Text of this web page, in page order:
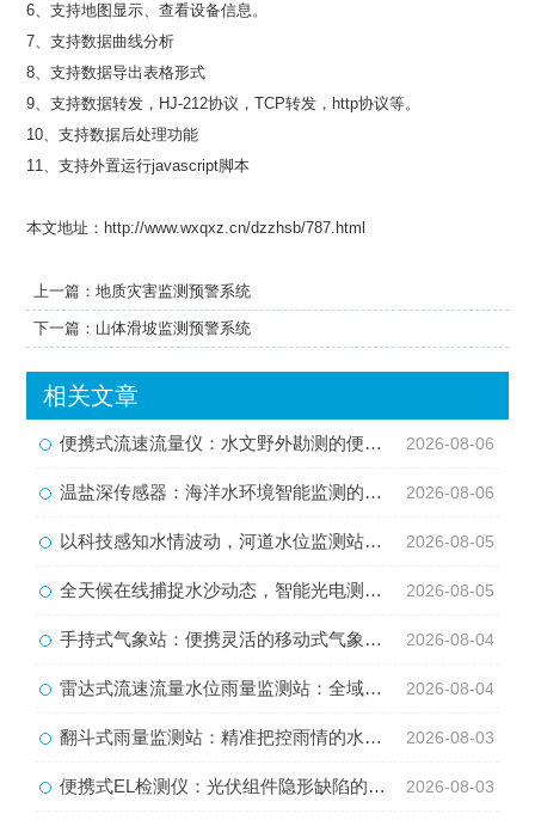
6、支持地图显示、查看设备信息。
7、支持数据曲线分析
8、支持数据导出表格形式
9、支持数据转发，HJ-212协议，TCP转发，http协议等。
10、支持数据后处理功能
11、支持外置运行javascript脚本
本文地址：http://www.wxqxz.cn/dzzhsb/787.html
上一篇： 地质灾害监测预警系统
下一篇： 山体滑坡监测预警系统
相关文章
便携式流速流量仪：水文野外勘测的便携智能检测利器 2026-08-06
温盐深传感器：海洋水环境智能监测的核心感知设备 2026-08-06
以科技感知水情波动，河道水位监测站守护流域河道安全 2026-08-05
全天候在线捕捉水沙动态，智能光电测沙仪守护水域水沙安全 2026-08-05
手持式气象站：便携灵活的移动式气象监测智能设备 2026-08-04
雷达式流速流量水位雨量监测站：全域水文智慧监测一体化设备 2026-08-04
翻斗式雨量监测站：精准把控雨情的水利水文监测设备 2026-08-03
便携式EL检测仪：光伏组件隐形缺陷的移动检测利器 2026-08-03